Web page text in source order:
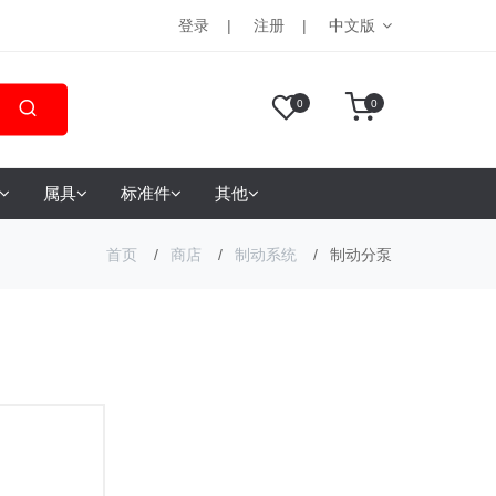
登录 注册 中文版
0 0
属具 标准件 其他
首页 商店 制动系统 制动分泵